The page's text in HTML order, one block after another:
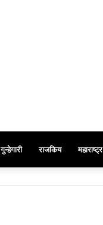
गुन्हेगारी राजकिय महाराष्ट्र